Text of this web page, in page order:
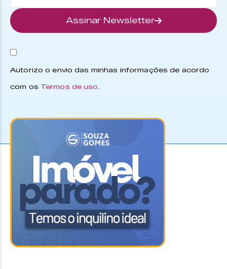
Assinar Newsletter
Autorizo o envio das minhas informações de acordo
com os Termos de uso.